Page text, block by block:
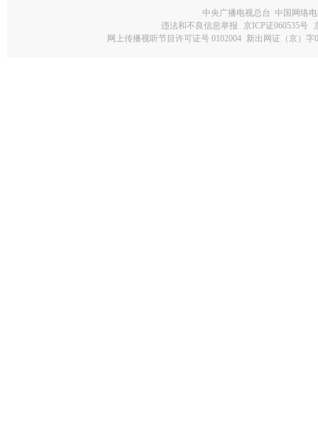
中央广播电视总台 中国网络
违法和不良信息举报
京ICP证060535号
网上传播视听节目许可证号 0102004 新出网证（京）